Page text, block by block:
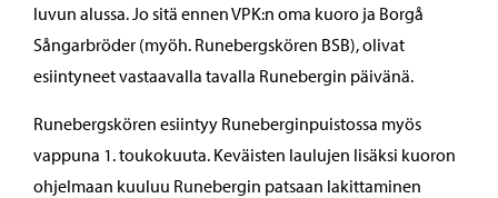
luvun alussa. Jo sitä ennen VPK:n oma kuoro ja Borgå
Sångarbröder (myöh. Runebergskören BSB), olivat
esiintyneet vastaavalla tavalla Runebergin päivänä.
Runebergskören esiintyy Runeberginpuistossa myös
vappuna 1. toukokuuta. Keväisten laulujen lisäksi kuoron
ohjelmaan kuuluu Runebergin patsaan lakittaminen